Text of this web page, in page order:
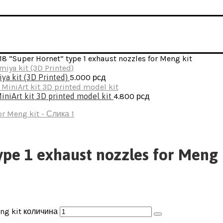
“Super Hornet” type 1 exhaust nozzles for Meng kit
kit (3D Printed) 5.000 рсд
kit 3D printed model kit 4.800 рсд
1 exhaust nozzles for
kit количина